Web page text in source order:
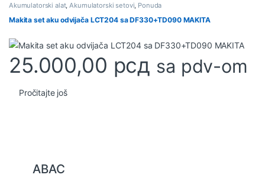
Akumulatorski alat,Akumulatorski setovi, Ponuda
Makita set aku odvijača LCT204 sa DF330+TD090 MAKITA
25.000,00 рсд sa pdv-om
Pročitajte još
ABAC